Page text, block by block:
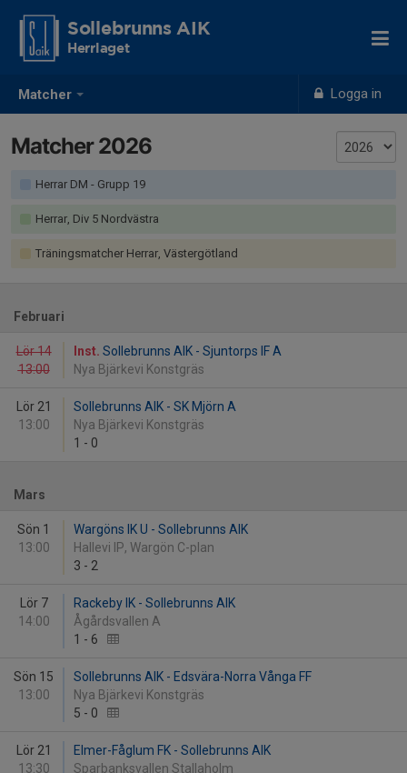
Matcher Logga in
Sollebrunns AIK
Herrlaget
Matcher 2026
Herrar DM - Grupp 19
Herrar, Div 5 Nordvästra
Träningsmatcher Herrar, Västergötland
Februari
Lör 14
13:00
Inst. Sollebrunns AIK - Sjuntorps IF A
Nya Bjärkevi Konstgräs
Lör 21
13:00
Sollebrunns AIK - SK Mjörn A
Nya Bjärkevi Konstgräs
1 - 0
Mars
Sön 1
13:00
Wargöns IK U - Sollebrunns AIK
Hallevi IP, Wargön C-plan
3 - 2
Lör 7
14:00
Rackeby IK - Sollebrunns AIK
Ågårdsvallen A
1 - 6
Sön 15
13:00
Sollebrunns AIK - Edsvära-Norra Vånga FF
Nya Bjärkevi Konstgräs
5 - 0
Lör 21
13:30
Elmer-Fåglum FK - Sollebrunns AIK
Sparbanksvallen Stallaholm